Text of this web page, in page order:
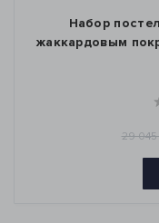
Набор
жаккардовым
29 045